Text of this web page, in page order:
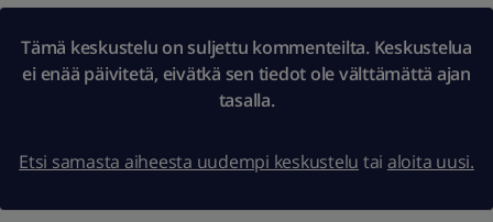
Tämä keskustelu on suljettu kommenteilta. Keskustelua
ei enää päivitetä, eivätkä sen tiedot ole välttämättä ajan
tasalla.
Etsi samasta aiheesta uudempi keskustelu tai aloita uusi.